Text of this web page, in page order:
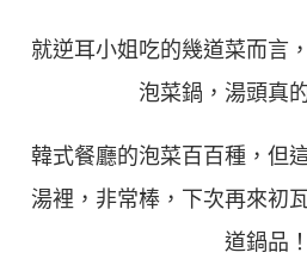
就逆耳小姐吃的幾道菜而言
泡菜鍋，湯頭真
韓式餐廳的泡菜百百種，但
湯裡，非常棒，下次再來初
道鍋品！